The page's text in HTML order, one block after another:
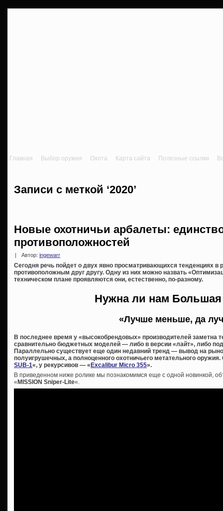
Главная Выбор оружия Охота Карта сайта Полезные ссылки
Записи с меткой ‘2020’
Новые охотничьи арбалеты:
противоположностей
Автор: ingewarr
Сегодня речь пойдет о двух явно просматривающихся тенденциях в
противоположным друг другу. Одну из них можно назвать
техническом плане проявляются они, естественно, по-разному.
Нужна ли нам
«Лучше меньше, да
В последнее время у «высокобрендовых» производителей заметна
сравнительно бюджетных моделей — либо в версии «лайт», либо
Параллельно существует еще один недавний тренд — вывод на
полуигрушечных, а полноценного охотничьего метательного
SUB-1«, у рекурсивов — «Excalibur Micro 355».
В приведенном ниже ролике мы познакомимся еще с одной новинкой,
«MISSION Sniper-Lite«.